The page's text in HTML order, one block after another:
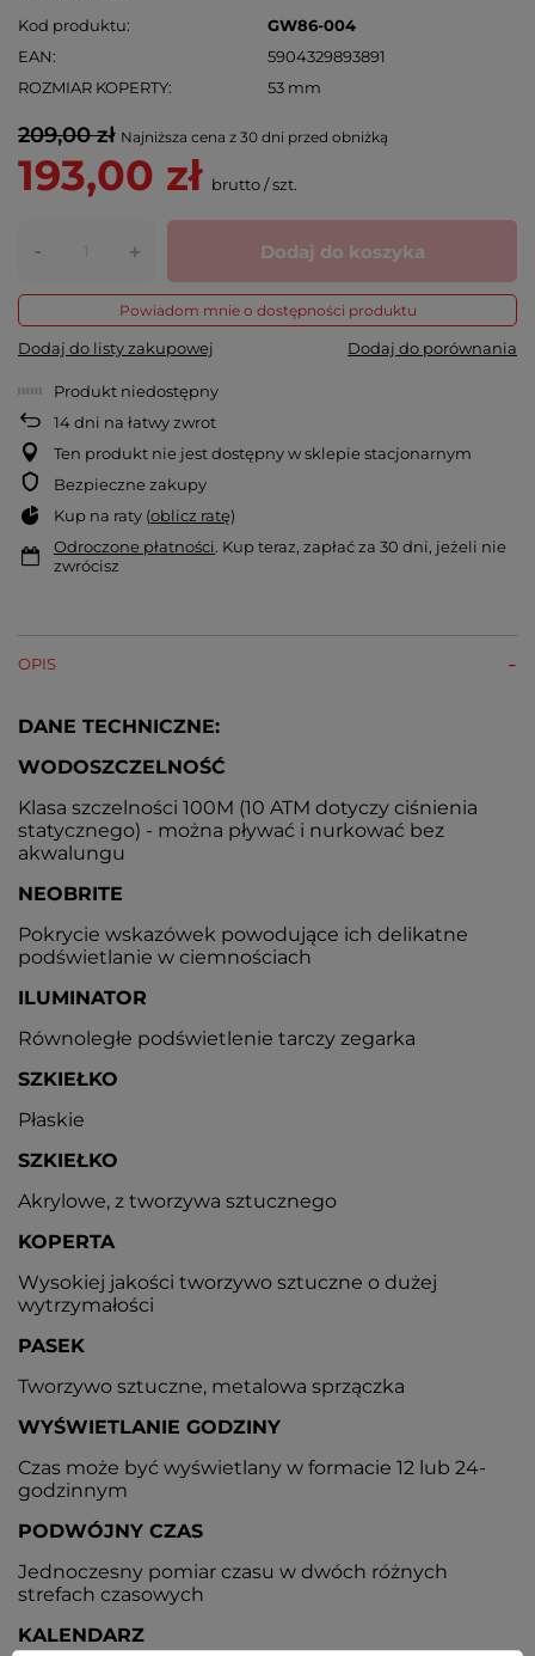
Kod produktu
GW86-004
EAN
5904329893891
ROZMIAR KOPERTY
53 mm
209,00 zł Najniższa cena z 30 dni przed obniżką
193,00 zł brutto/szt.
- + Dodaj do koszyka
Powiadom mnie o dostępności produktu
Dodaj do listy zakupowej Dodaj do porównania
Produkt niedostępny
14dni na łatwy zwrot
Ten produkt nie jest dostępny w sklepie stacjonarnym
Bezpieczne zakupy
Kup na raty (oblicz ratę)
Odroczone płatności. Kup teraz, zapłać za 30 dni, jeżeli nie
zwrócisz
OPIS
DANE TECHNICZNE:
WODOSZCZELNOŚĆ
Klasa szczelności 100M (10 ATM dotyczy ciśnienia
statycznego) - można pływać i nurkować bez
akwalungu
NEOBRITE
Pokrycie wskazówek powodujące ich delikatne
podświetlanie w ciemnościach
ILUMINATOR
Równoległe podświetlenie tarczy zegarka
SZKIEŁKO
Płaskie
SZKIEŁKO
Akrylowe, z tworzywa sztucznego
KOPERTA
Wysokiej jakości tworzywo sztuczne o dużej
wytrzymałości
PASEK
Tworzywo sztuczne, metalowa sprzączka
WYŚWIETLANIE GODZINY
Czas może być wyświetlany w formacie 12 lub 24-
godzinnym
PODWÓJNY CZAS
Jednoczesny pomiar czasu w dwóch różnych
strefach czasowych
KALENDARZ